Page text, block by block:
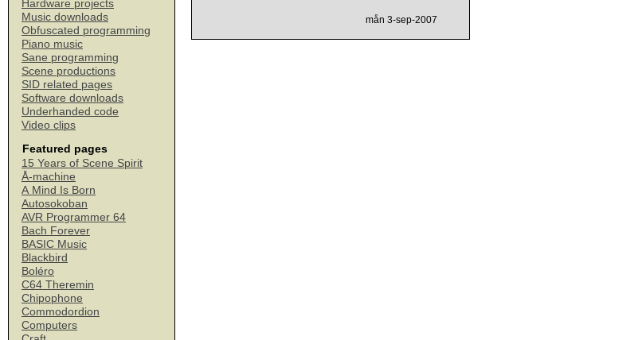
Hardware projects
Music downloads
Obfuscated programming
Piano music
Sane programming
Scene productions
SID related pages
Software downloads
Underhanded code
Video clips
Featured pages
15 Years of Scene Spirit
Å-machine
A Mind Is Born
Autosokoban
AVR Programmer 64
Bach Forever
BASIC Music
Blackbird
Boléro
C64 Theremin
Chipophone
Commodordion
Computers
mån 3-sep-2007